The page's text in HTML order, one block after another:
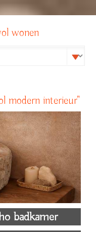
wonen
modern interieur"
badkamer